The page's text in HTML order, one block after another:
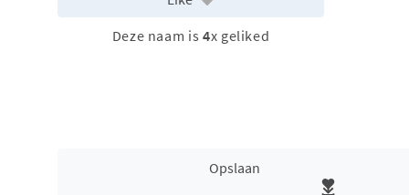
Deze naam is 4x geliked
Opslaan